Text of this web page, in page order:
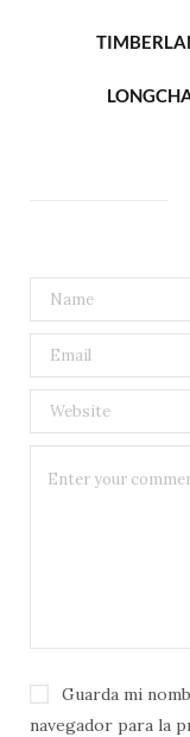
Guarda mi
navegador para la